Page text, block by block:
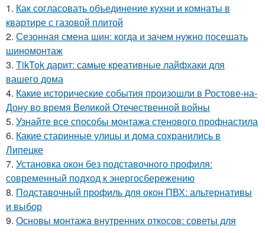
1. Как согласовать объединение кухни и комнаты в
квартире с газовой плитой
2. Сезонная смена шин: когда и зачем нужно посещать
шиномонтаж
3. TikTok дарит: самые креативные лайфхаки для
вашего дома
4. Какие исторические события произошли в Ростове-на-
Дону во время Великой Отечественной войны
5. Узнайте все способы монтажа стенового профнастила
6. Какие старинные улицы и дома сохранились в
Липецке
7. Установка окон без подставочного профиля:
современный подход к энергосбережению
8. Подставочный профиль для окон ПВХ: альтернативы
и выбор
9. Основы монтажа внутренних откосов: советы для